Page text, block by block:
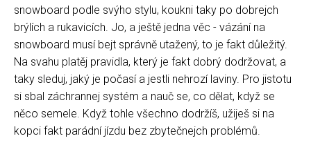
snowboard podle svýho stylu, koukni taky po dobrejch
brýlích a rukavicích. Jo, a ještě jedna věc - vázání na
snowboard musí bejt správně utažený, to je fakt důležitý.
Na svahu platěj pravidla, který je fakt dobrý dodržovat, a
taky sleduj, jaký je počasí a jestli nehrozí laviny. Pro jistotu
si sbal záchrannej systém a nauč se, co dělat, když se
něco semele. Když tohle všechno dodržíš, užiješ si na
kopci fakt parádní jízdu bez zbytečnejch problémů.